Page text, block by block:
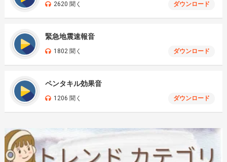
2620 聞く ダウンロード
緊急地震速報音
1802 聞く ダウンロード
ペンタキル効果音
1206 聞く ダウンロード